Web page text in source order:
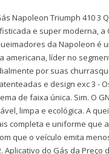
Napoleon Triumph 410 3
e super moderna,
da Napoleon é
americana, líder no
por suas
e design exc 3 -
de faixa única. Sim. O
limpa e ecológica. A
completa e uniforme que
que o veículo emita
Aplicativo do Gás da Preço